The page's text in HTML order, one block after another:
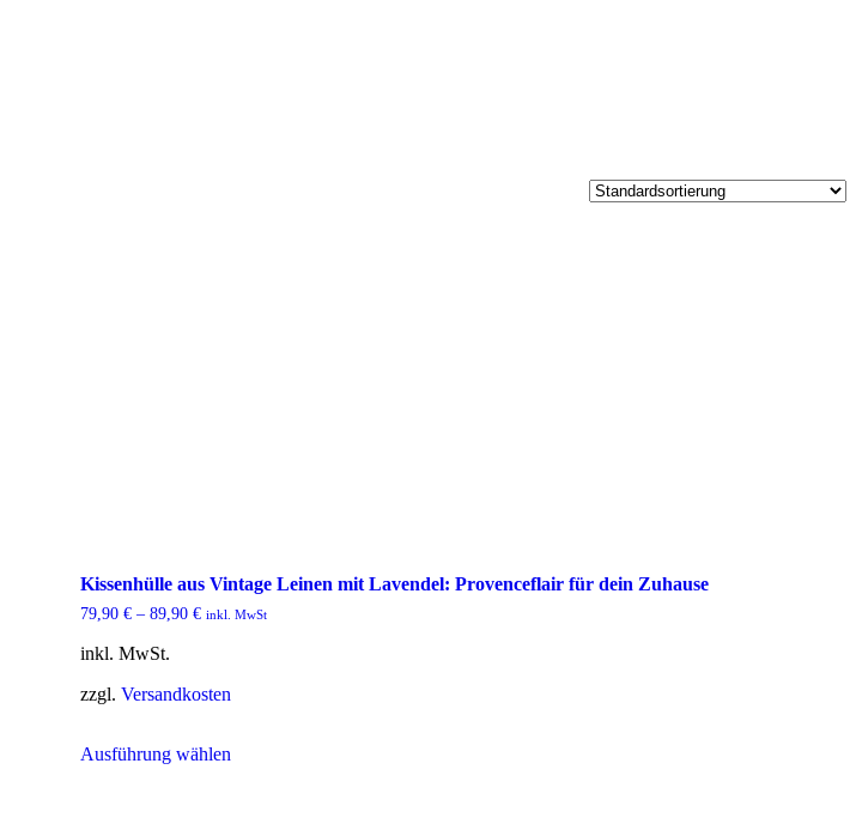
Kissenhülle aus Vintage Leinen mit Lavendel: Provenceflair für dein Zuhause
79,90 €– 89,90 € inkl. MwSt
inkl. MwSt.
zzgl. Versandkosten
Ausführung wählenProdukt